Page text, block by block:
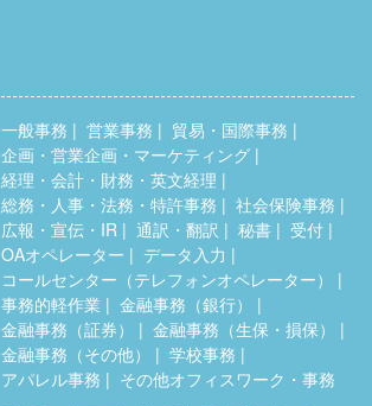
一般事務 営業事務
貿易・国際事務
企画・営業企画・マーケティング
経理・会計・財務・英文経理
総務・人事・法務・特許事務
社会保険事務
広報・宣伝・IR
通訳・翻訳 秘書
受付
OAオペレーター
データ入力
コールセンター（テレフォンオペレーター）
事務的軽作業
金融事務（銀行）
金融事務（証券）
金融事務（生保・損保）
金融事務（その他）
学校事務
アパレル事務
その他オフィスワーク・事務